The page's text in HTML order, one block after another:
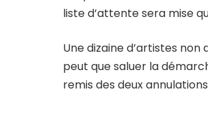
liste d’attente sera mise
Une dizaine d’artistes non
peut que saluer la
remis des deux